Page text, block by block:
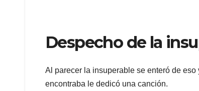
Despecho de la
Al parecer la insuperable se enteró de
encontraba le dedicó una canción.